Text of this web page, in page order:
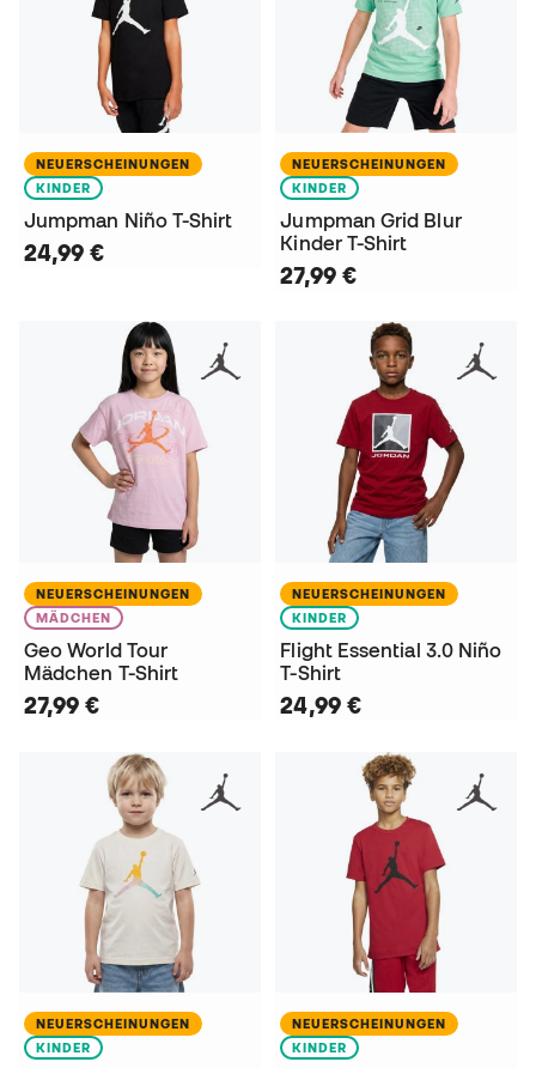
NEUERSCHEINUNGEN
KINDER
Jumpman Niño T-Shirt
24,99 €
NEUERSCHEINUNGEN
KINDER
Jumpman Grid Blur
Kinder T-Shirt
27,99 €
NEUERSCHEINUNGEN
MÄDCHEN
Geo World Tour
Mädchen T-Shirt
27,99 €
NEUERSCHEINUNGEN
KINDER
Flight Essential 3.0 Niño
T-Shirt
24,99 €
NEUERSCHEINUNGEN
KINDER
NEUERSCHEINUNGEN
KINDER